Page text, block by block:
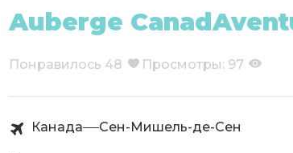
Auberge
Понравилось 48 Просмотры: 97
Канада Сен-Мишель-де-Сен